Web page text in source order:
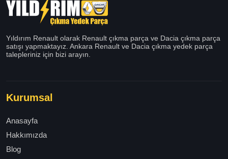
Yıldırım Renault olarak Renault çıkma parça ve Dacia çıkma parça
satışı yapmaktayız. Ankara Renault ve Dacia çıkma yedek parça
talepleriniz için bizi arayın.
Kurumsal
Anasayfa
Hakkımızda
Blog